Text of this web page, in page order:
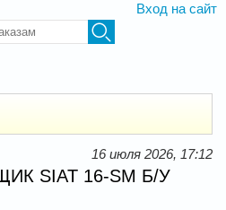
Вход на сайт
слова для
16 июля 2026, 17:12
SIAT 16-SM Б/У